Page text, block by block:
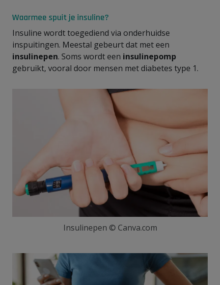
Waarmee spuit je insuline?
Insuline wordt toegediend via onderhuidse
inspuitingen. Meestal gebeurt dat met een
insulinepen. Soms wordt een insulinepomp
gebruikt, vooral door mensen met diabetes type 1.
Insulinepen © Canva.com